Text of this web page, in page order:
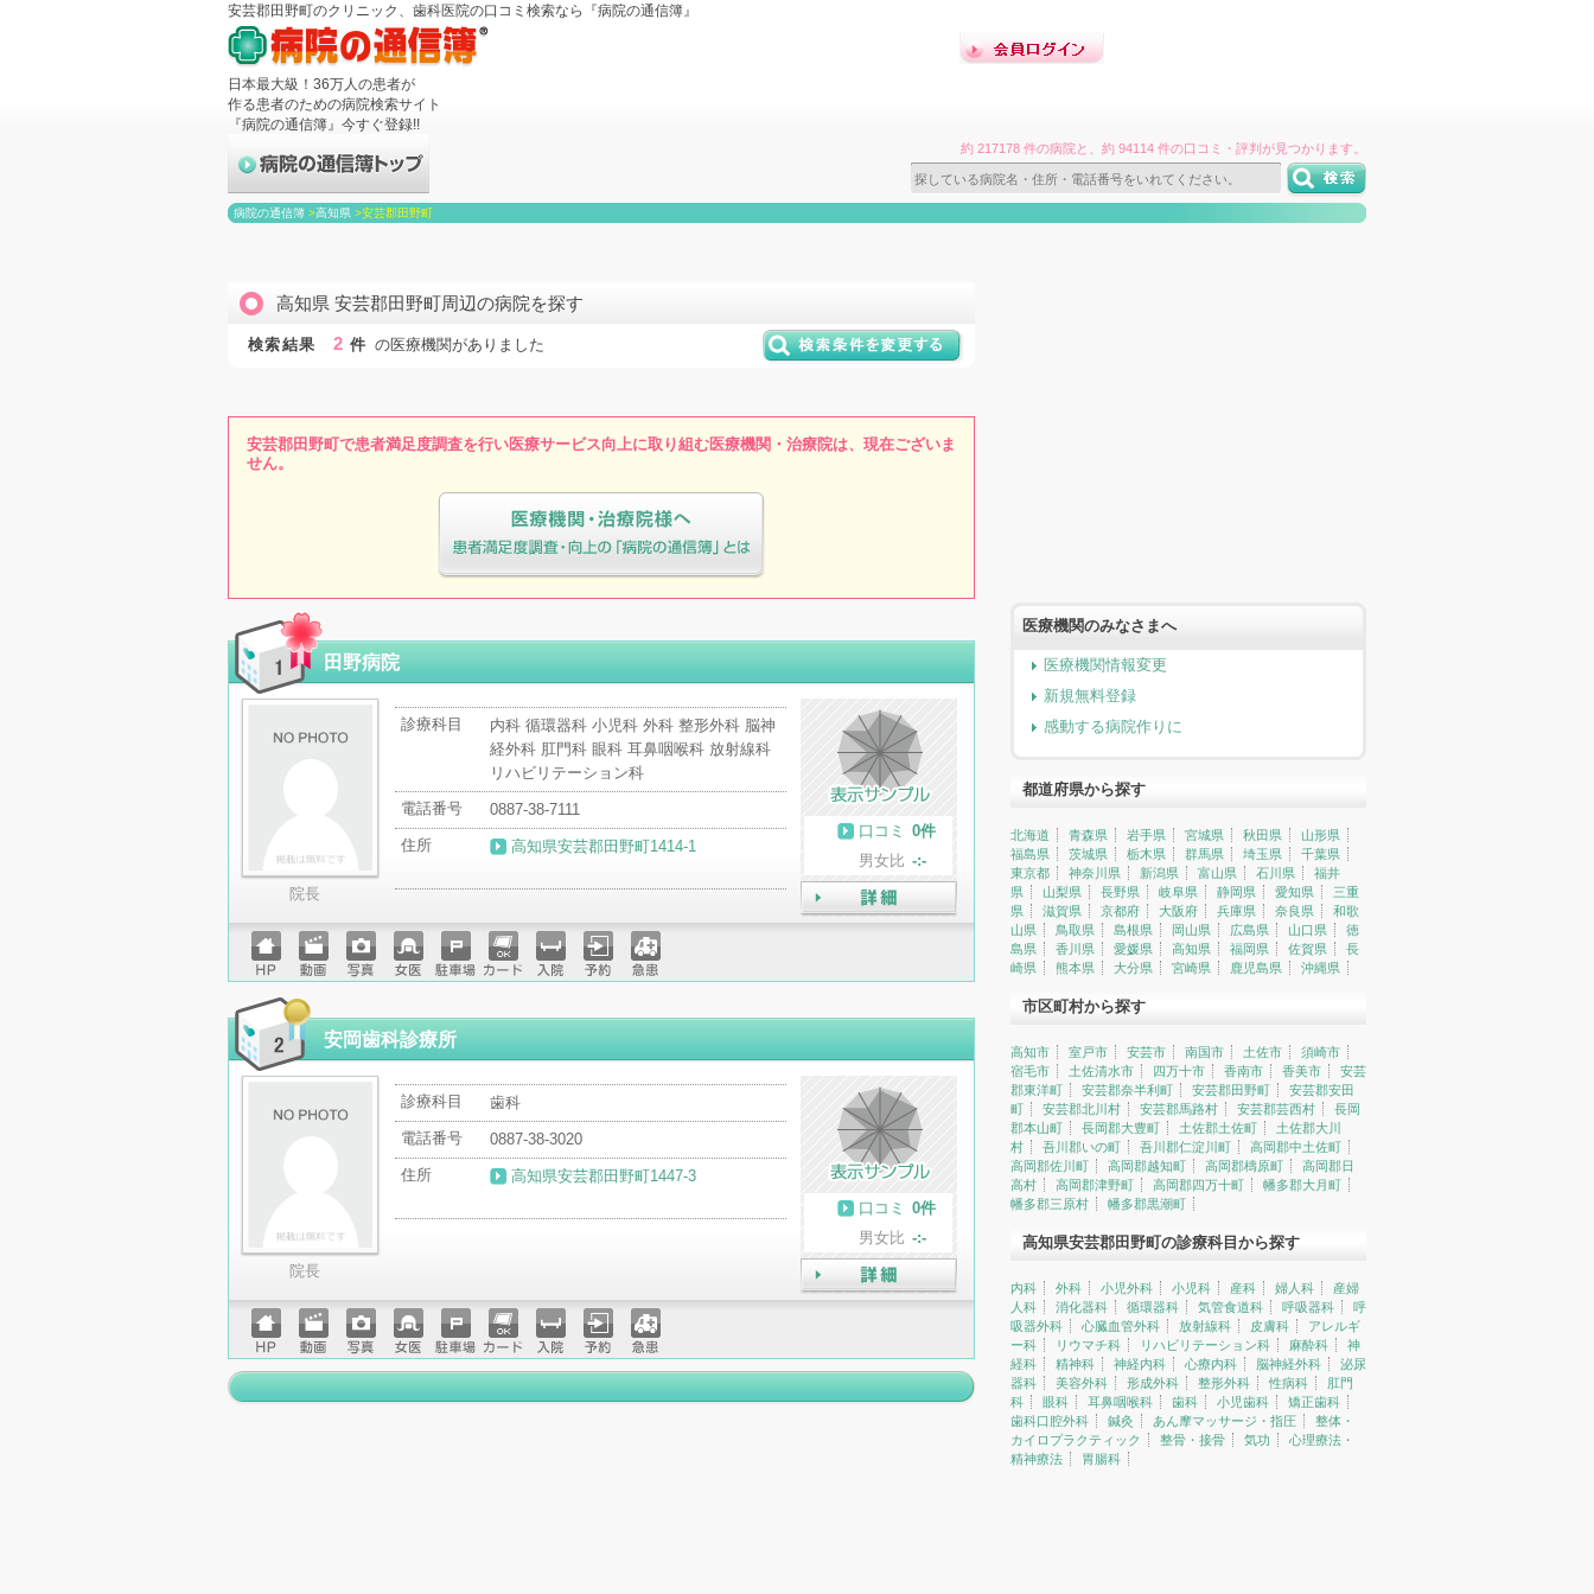
安芸郡田野町のクリニック、歯科医院の口コミ検索なら『病院の通信簿』
日本最大級！36万人の患者が
作る患者のための病院検索サイト
『病院の通信簿』今すぐ登録!!
約 217178 件の病院と、約 94114 件の口コミ・評判が見つかります。
病院の通信簿 >高知県 >安芸郡田野町
高知県 安芸郡田野町周辺の病院を探す
検索結果 2 件 の医療機関がありました
安芸郡田野町で患者満足度調査を行い医療サービス向上に取り組む医療機関・治療院は、現在ございま
せん。
田野病院
院長
診療科目
内科 循環器科 小児科 外科 整形外科 脳神
経外科 肛門科 眼科 耳鼻咽喉科 放射線科
リハビリテーション科
電話番号
0887-38-7111
住所
高知県安芸郡田野町1414-1
口コミ
0件
男女比 -:-
詳細
ホーム
ページ
動画 写真 女医 駐車場クレジ
ード
入院 予約 急患
安岡歯科診療所
院長
診療科目
歯科
電話番号
0887-38-3020
住所
高知県安芸郡田野町1447-3
口コミ
0件
男女比 -:-
詳細
ホーム
ページ
動画 写真 女医 駐車場クレジ
ットカ
ード
入院 予約 急患
医療機関のみなさまへ
医療機関情報変更
新規無料登録
感動する病院作りに
都道府県から探す
北海道 青森県 岩手県 宮城県 秋田県
山形県
福島県
茨城県 栃木県 群馬県 埼玉県
千葉県
東京都
神奈川県 新潟県 富山県 石川県
福井
県
山梨県 長野県 岐阜県 静岡県 愛知県
三重
県
滋賀県 京都府 大阪府 兵庫県 奈良県
和歌
山県
鳥取県 島根県 岡山県 広島県 山口県
徳
島県
香川県 愛媛県 高知県 福岡県 佐賀県
長
崎県
熊本県 大分県 宮崎県 鹿児島県 沖縄県
市区町村から探す
高知市 室戸市 安芸市 南国市 土佐市
須崎市
宿毛市
土佐清水市 四万十市 香南市 香美市
安芸
郡東洋町
安芸郡奈半利町 安芸郡田野町
安芸郡安田
町
安芸郡北川村 安芸郡馬路村 安芸郡芸西村
長岡
郡本山町
長岡郡大豊町 土佐郡土佐町
土佐郡大川
村
吾川郡いの町 吾川郡仁淀川町
高岡郡中土佐町
高岡郡佐川町
高岡郡越知町 高岡郡檮原町
高岡郡日
高村
高岡郡津野町 高岡郡四万十町
幡多郡大月町
幡多郡三原村
幡多郡黒潮町
高知県安芸郡田野町の診療科目から探す
内科 外科 小児外科 小児科 産科 婦人科
産婦
人科
消化器科 循環器科 気管食道科 呼吸器科
呼
吸器外科
心臓血管外科 放射線科 皮膚科
アレルギ
ー科
リウマチ科 リハビリテーション科 麻酔科
神
経科
精神科 神経内科 心療内科 脳神経外科
泌尿
器科
美容外科 形成外科 整形外科 性病科
肛門
科
眼科 耳鼻咽喉科 歯科 小児歯科
矯正歯科
歯科口腔外科
鍼灸 あん摩マッサージ・指圧
整体・
カイロプラクティック
整骨・接骨 気功
心理療法・
精神療法
胃腸科